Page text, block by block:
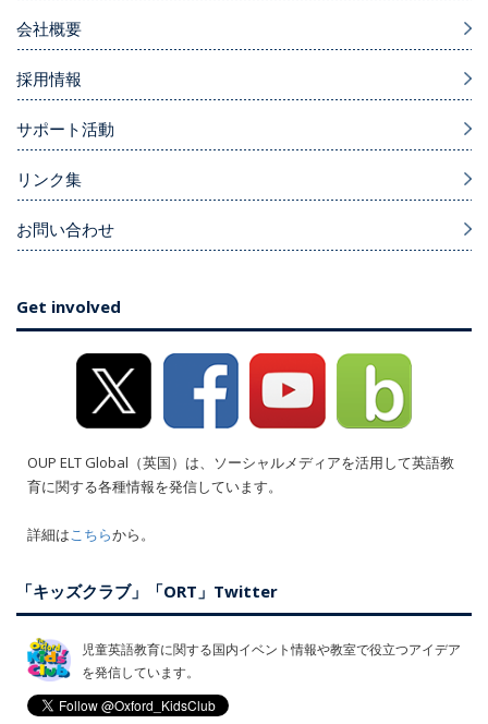
会社概要
採用情報
サポート活動
リンク集
お問い合わせ
Get involved
OUP ELT Global（英国）は、ソーシャルメディアを活用して英語教
育に関する各種情報を発信しています。
詳細はこちらから。
「キッズクラブ」「ORT」Twitter
児童英語教育に関する国内イベント情報や教室で役立つアイデア
を発信しています。